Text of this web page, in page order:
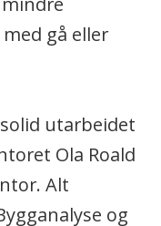
gå eller
utarbeidet
Ola Roald
Alt
og